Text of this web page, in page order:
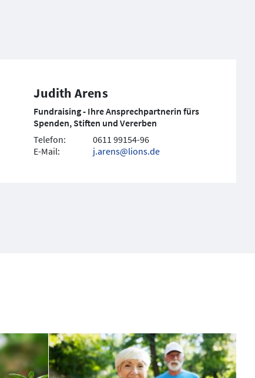
Judith Arens
Fundraising - Ihre Ansprechpartnerin fürs
Spenden, Stiften und Vererben
Telefon:
0611 99154-96
E-Mail:
j.arens@lions.de